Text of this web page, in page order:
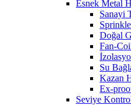
Esnek Metal
Sanayi
Doğal
Fan-
Su
Kazan
Ex-
Seviye